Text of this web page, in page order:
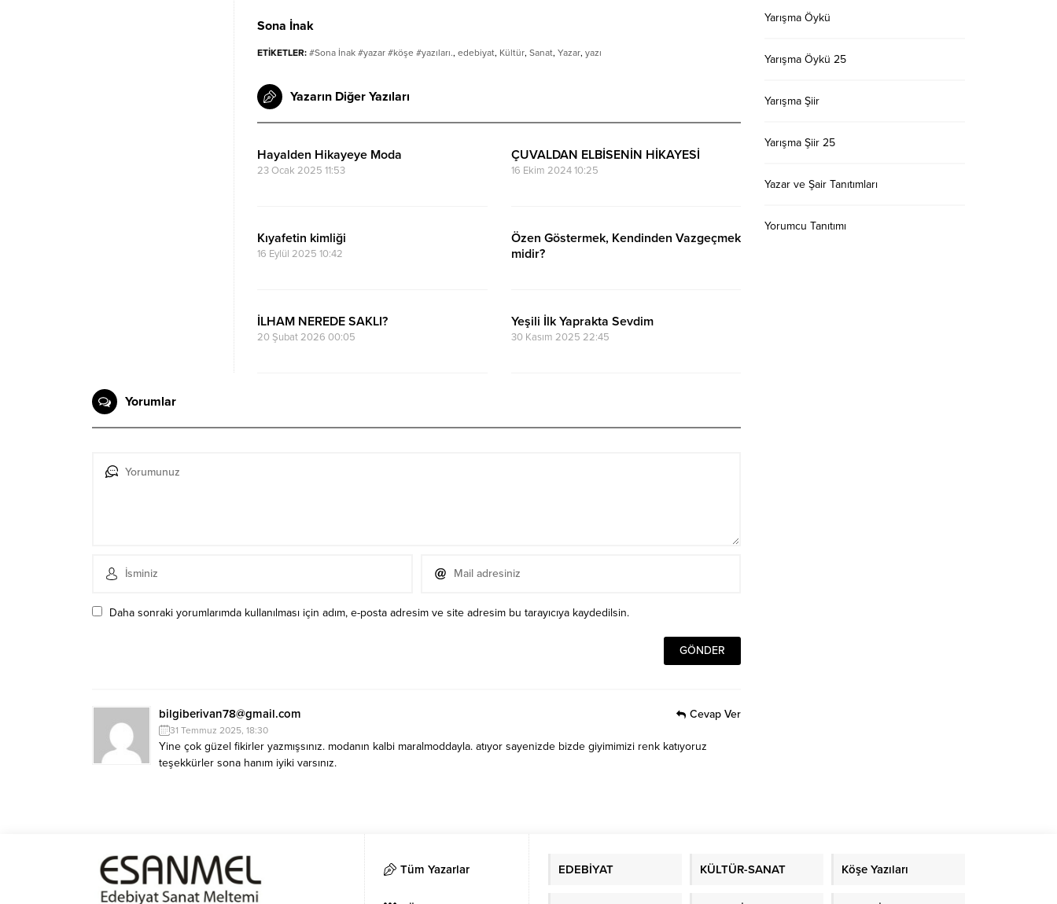
Sona İnak
ETİKETLER: #Sona İnak #yazar #köşe #yazıları., edebiyat, Kültür, Sanat, Yazar, yazı
Yazarın Diğer Yazıları
Hayalden Hikayeye Moda
23 Ocak 2025 11:53
ÇUVALDAN ELBİSENİN HİKAYESİ
16 Ekim 2024 10:25
Kıyafetin kimliği
16 Eylül 2025 10:42
Özen Göstermek, Kendinden Vazgeçmek
midir?
İLHAM NEREDE SAKLI?
20 Şubat 2026 00:05
Yeşili İlk Yaprakta Sevdim
30 Kasım 2025 22:45
Yorumlar
Daha sonraki yorumlarımda kullanılması için adım, e-posta adresim ve site adresim bu tarayıcıya kaydedilsin.
bilgiberivan78@gmail.com
31 Temmuz 2025, 18:30
Yine çok güzel fikirler yazmışsınız. modanın kalbi maralmoddayla. atıyor sayenizde bizde giyimimizi renk katıyoruz
teşekkürler sona hanım iyiki varsınız.
Cevap Ver
Yarışma Öykü
Yarışma Öykü 25
Yarışma Şiir
Yarışma Şiir 25
Yazar ve Şair Tanıtımları
Yorumcu Tanıtımı
Tüm Yazarlar EDEBİYAT KÜLTÜR-SANAT Köşe Yazıları